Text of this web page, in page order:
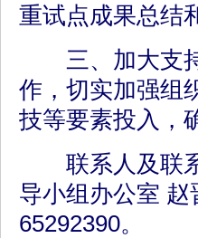
重试点成果总结
三、加大支持
作，切实加强组
技等要素投入，
联系人及联系
导小组办公室 赵
65292390。